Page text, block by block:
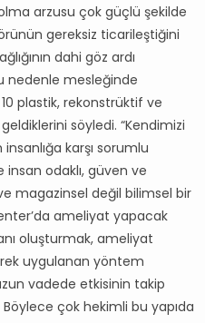
arzusu çok güçlü şekilde
gereksiz ticarileştiğini
dahi göz ardı
nedenle mesleğinde
plastik, rekonstrüktif ve
söyledi. “Kendimizi
karşı sorumlu
insan odaklı, güven ve
magazinsel değil bilimsel bir
ameliyat yapacak
oluşturmak, ameliyat
uygulanan yöntem
vadede etkisinin takip
çok hekimli bu yapıda